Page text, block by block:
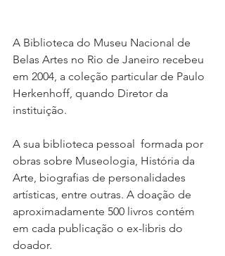
A Biblioteca do Museu Nacional de
Belas Artes no Rio de Janeiro recebeu
em 2004, a coleção particular de Paulo
Herkenhoff, quando Diretor da
instituição.
A sua biblioteca pessoal  formada por
obras sobre Museologia, História da
Arte, biografias de personalidades
artísticas, entre outras. A doação de
aproximadamente 500 livros contém
em cada publicação o ex-libris do
doador.